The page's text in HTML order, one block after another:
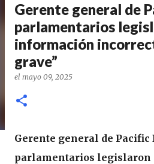
Gerente general de
parlamentarios
información
grave”
el mayo 09, 2025
Gerente general de Pacific
parlamentarios legislaron